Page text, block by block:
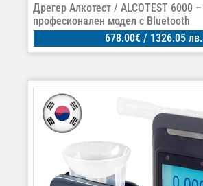
Дрегер Алкотест / ALCOTEST 6000 –
професионален модел с Bluetooth
678.00€ / 1326.05 лв.